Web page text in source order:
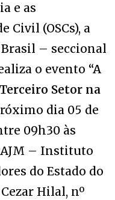
e as
Civil (OSCs), a
Brasil – seccional
o evento “A
Setor na
dia 05 de
09h30 às
– Instituto
do Estado do
Hilal, nº